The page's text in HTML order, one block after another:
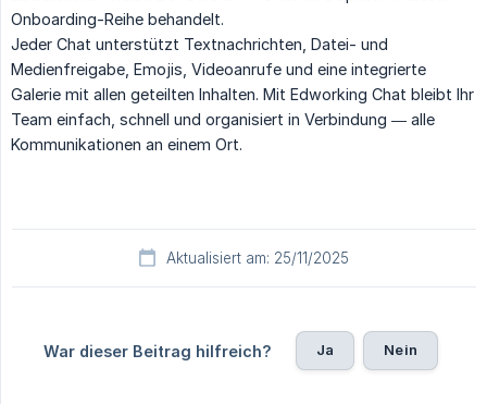
Onboarding-Reihe behandelt.
Jeder Chat unterstützt Textnachrichten, Datei- und
Medienfreigabe, Emojis, Videoanrufe und eine integrierte
Galerie mit allen geteilten Inhalten. Mit Edworking Chat bleibt Ihr
Team einfach, schnell und organisiert in Verbindung — alle
Kommunikationen an einem Ort.
Aktualisiert am: 25/11/2025
War dieser Beitrag hilfreich? Ja Nein